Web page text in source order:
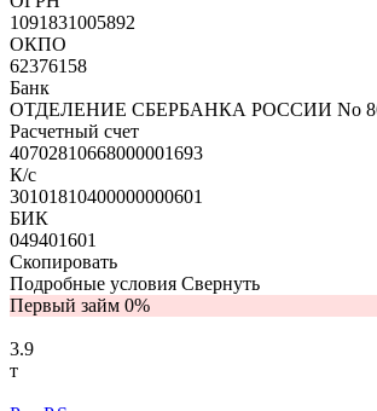
1091831005892
ОКПО
62376158
Банк
ОТДЕЛЕНИЕ СБЕРБАНКА РОССИИ No
Расчетный счет
40702810668000001693
К/с
30101810400000000601
БИК
049401601
Скопировать
Подробные условия Свернуть
Первый займ 0%
3.9
т